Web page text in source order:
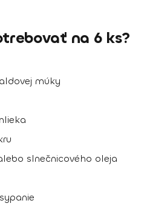
na 6 ks?
múky
slnečnicového oleja